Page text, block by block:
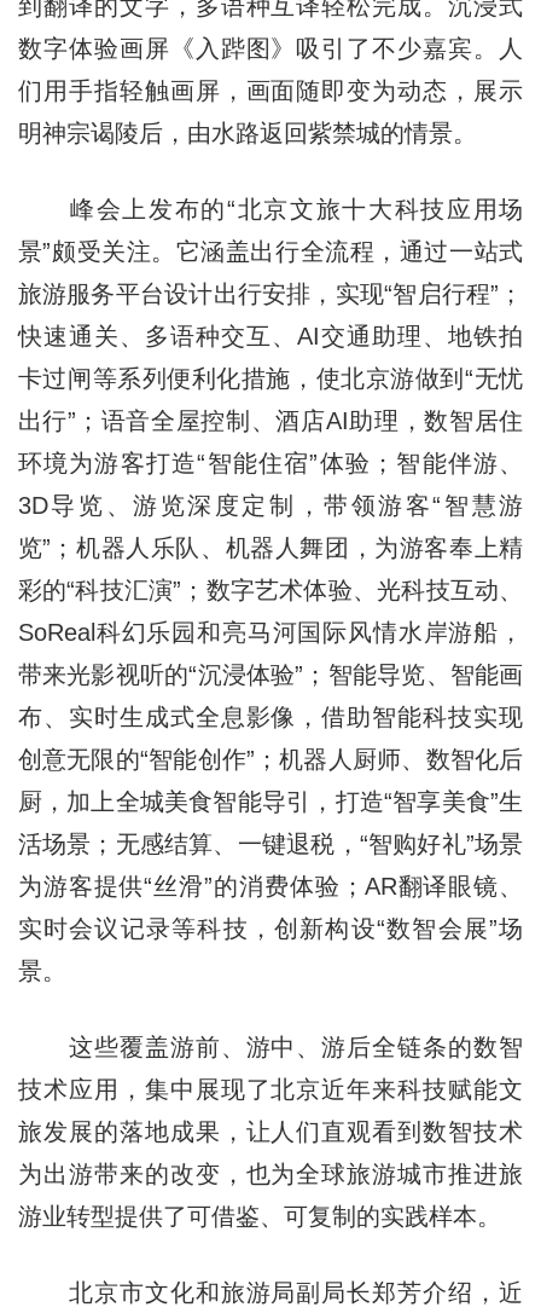
到翻译的文字，多语种互译轻松完成。沉浸式
数字体验画屏《入跸图》吸引了不少嘉宾。人
们用手指轻触画屏，画面随即变为动态，展示
明神宗谒陵后，由水路返回紫禁城的情景。
峰会上发布的“北京文旅十大科技应用场
景”颇受关注。它涵盖出行全流程，通过一站式
旅游服务平台设计出行安排，实现“智启行程”；
快速通关、多语种交互、AI交通助理、地铁拍
卡过闸等系列便利化措施，使北京游做到“无忧
出行”；语音全屋控制、酒店AI助理，数智居住
环境为游客打造“智能住宿”体验；智能伴游、
3D导览、游览深度定制，带领游客“智慧游
览”；机器人乐队、机器人舞团，为游客奉上精
彩的“科技汇演”；数字艺术体验、光科技互动、
SoReal科幻乐园和亮马河国际风情水岸游船，
带来光影视听的“沉浸体验”；智能导览、智能画
布、实时生成式全息影像，借助智能科技实现
创意无限的“智能创作”；机器人厨师、数智化后
厨，加上全城美食智能导引，打造“智享美食”生
活场景；无感结算、一键退税，“智购好礼”场景
为游客提供“丝滑”的消费体验；AR翻译眼镜、
实时会议记录等科技，创新构设“数智会展”场
景。
这些覆盖游前、游中、游后全链条的数智
技术应用，集中展现了北京近年来科技赋能文
旅发展的落地成果，让人们直观看到数智技术
为出游带来的改变，也为全球旅游城市推进旅
游业转型提供了可借鉴、可复制的实践样本。
北京市文化和旅游局副局长郑芳介绍，近